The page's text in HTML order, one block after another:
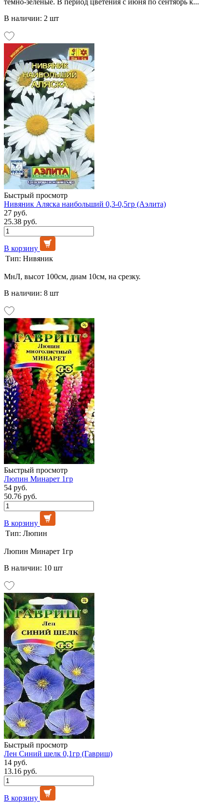
В наличии: 2 шт
Быстрый просмотр
Нивяник Аляска наибольший 0,3-0,5гр (Аэлита)
27 руб.
25.38 руб.
В корзину
Тип: Нивяник
МнЛ, высот 100см, диам 10см, на срезку.
В наличии: 8 шт
Быстрый просмотр
Люпин Минарет 1гр
54 руб.
50.76 руб.
В корзину
Тип: Люпин
Люпин Минарет 1гр
В наличии: 10 шт
Быстрый просмотр
Лен Синий шелк 0,1гр (Гавриш)
14 руб.
13.16 руб.
В корзину